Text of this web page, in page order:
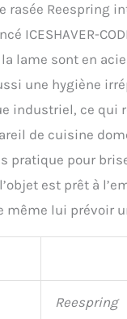
Reespring
ICESHAVER-
lame sont en
une hygiène
industriel, ce qui
de cuisine
pratique pour
est prêt à
lui prévoir
Reespring